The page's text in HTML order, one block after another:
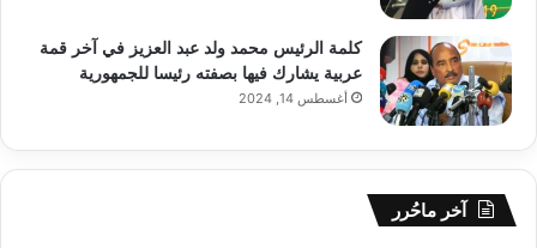
كلمة الرئيس محمد ولد عبد العزيز في آخر قمة
عربية يشارك فيها بصفته رئيسا للجمهورية
أغسطس 14, 2024
آخر ماحُرر